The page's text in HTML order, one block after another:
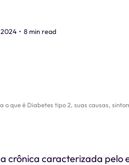
2024 • 8 min read
o que é Diabetes tipo 2, suas causas,
crônica caracterizada pelo